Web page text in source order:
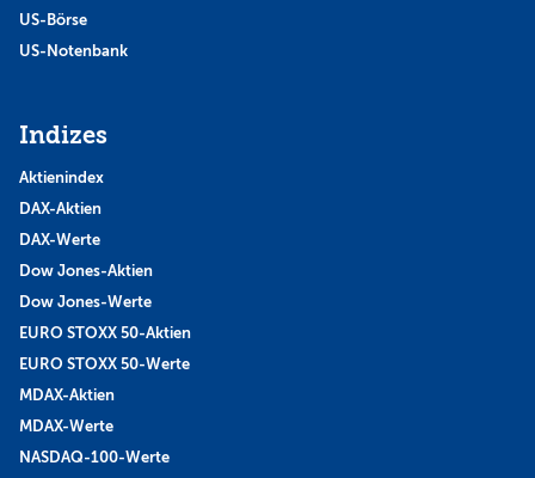
US-Börse
US-Notenbank
Indizes
Aktienindex
DAX-Aktien
DAX-Werte
Dow Jones-Aktien
Dow Jones-Werte
EURO STOXX 50-Aktien
EURO STOXX 50-Werte
MDAX-Aktien
MDAX-Werte
NASDAQ-100-Werte